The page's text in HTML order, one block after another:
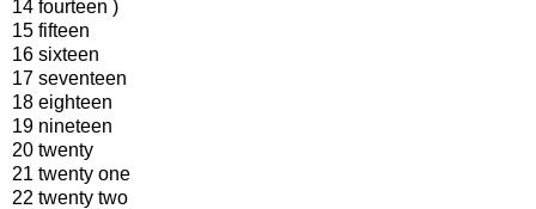
14 fourteen )
15 fifteen
16 sixteen
17 seventeen
18 eighteen
19 nineteen
20 twenty
21 twenty one
22 twenty two